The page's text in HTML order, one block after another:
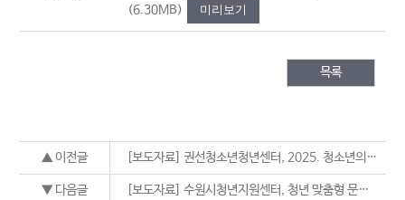
(6.30MB)
미리보기
목록
▲ 이전글 [보도자료] 권선청소년청년센터, 2025. 청소년의 달 축제 ‘안 놀면 뭐하니’ 개최
▼ 다음글 [보도자료] 수원시청년지원센터, 청년 맞춤형 문화·소통·참여 공간 조성 등 2건